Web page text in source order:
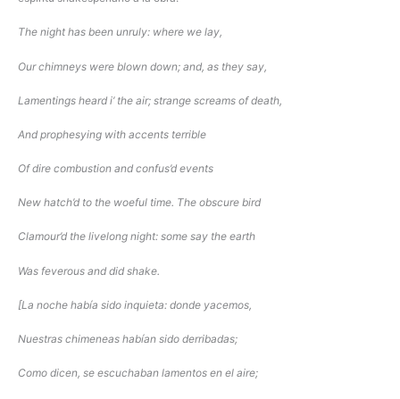
The night has been unruly: where we lay,
Our chimneys were blown down; and, as they say,
Lamentings heard i’ the air; strange screams of death,
And prophesying with accents terrible
Of dire combustion and confus’d events
New hatch’d to the woeful time. The obscure bird
Clamour’d the livelong night: some say the earth
Was feverous and did shake.
[La noche había sido inquieta: donde yacemos,
Nuestras chimeneas habían sido derribadas;
Como dicen, se escuchaban lamentos en el aire;